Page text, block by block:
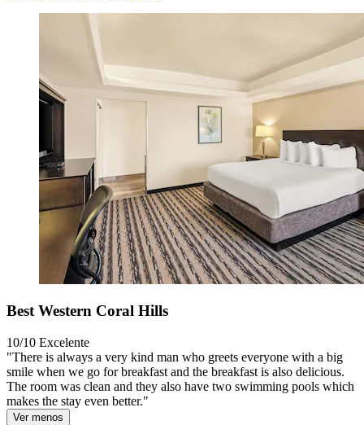
Best Western Coral Hills
10/10 Excelente
"There is always a very kind man who greets everyone with a big
smile when we go for breakfast and the breakfast is also delicious.
The room was clean and they also have two swimming pools which
makes the stay even better."
Ver menos